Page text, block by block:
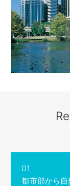
01
都市部から